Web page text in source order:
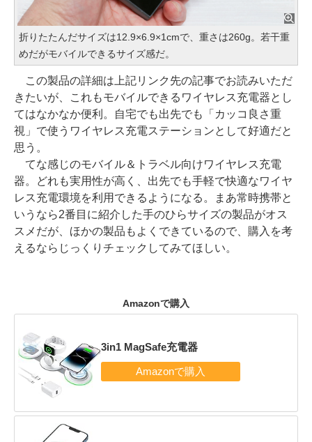
折りたたんだサイズは12.9×6.9×1cmで、重さは260g。若干重
めだがモバイルできるサイズ感だ。
この製品の詳細は上記リンク先の記事でお読みいただ
きたいが、これもモバイルできるワイヤレス充電器とし
てはなかなか便利。自宅でも出先でも「カッコ良さ重
視」で使うワイヤレス充電ステーションとして好適だと
思う。
てな感じのモバイル＆トラベル向けワイヤレス充電
器。どれも実用性が高く、出先でも手軽で快適なワイヤ
レス充電環境を利用できるようになる。まあ常時携帯と
いうなら2番目に紹介した手のひらサイズの製品がオス
スメだが、ほかの製品もよくできているので、購入を考
えるならじっくりチェックしてみてほしい。
Amazonで購入
3in1 MagSafe充電器